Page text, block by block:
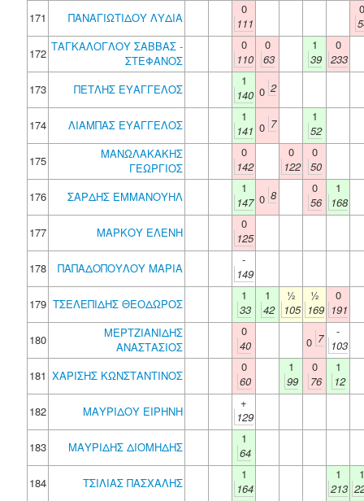
171
ΠΑΝΑΓΙΩΤΙΔΟΥ ΛΥΔΙΑ
0
111
0
172 ΤΑΓΚΑΛΟΓΛΟΥ ΣΑΒΒΑΣ -
ΣΤΕΦΑΝΟΣ
0
110
0
63
1
39
0
233
173
ΠΕΤΛΗΣ ΕΥΑΓΓΕΛΟΣ
1
140 0 2
174 ΛΙΑΜΠΑΣ ΕΥΑΓΓΕΛΟΣ
1
141 0 7
1
52
175
ΜΑΝΩΛΑΚΑΚΗΣ
ΓΕΩΡΓΙΟΣ
0
142
0
122
0
50
176
ΣΑΡΔΗΣ ΕΜΜΑΝΟΥΗΛ
1
147 0 8
0
56
1
168
177
ΜΑΡΚΟΥ ΕΛΕΝΗ
0
125
178
ΠΑΠΑΔΟΠΟΥΛΟΥ ΜΑΡΙΑ
-
149
179 ΤΣΕΛΕΠΙΔΗΣ ΘΕΟΔΩΡΟΣ
1
33
1
42
½
105
½
169
0
191
180
ΜΕΡΤΖΙΑΝΙΔΗΣ
ΑΝΑΣΤΑΣΙΟΣ
0
40
0 7
-
103
181 ΧΑΡΙΣΗΣ ΚΩΝΣΤΑΝΤΙΝΟΣ
0
60
1
99
0
76
1
12
182
ΜΑΥΡΙΔΟΥ ΕΙΡΗΝΗ
+
129
183
ΜΑΥΡΙΔΗΣ ΔΙΟΜΗΔΗΣ
1
64
184
ΤΣΙΛΙΑΣ ΠΑΣΧΑΛΗΣ
1
164
1
213
1